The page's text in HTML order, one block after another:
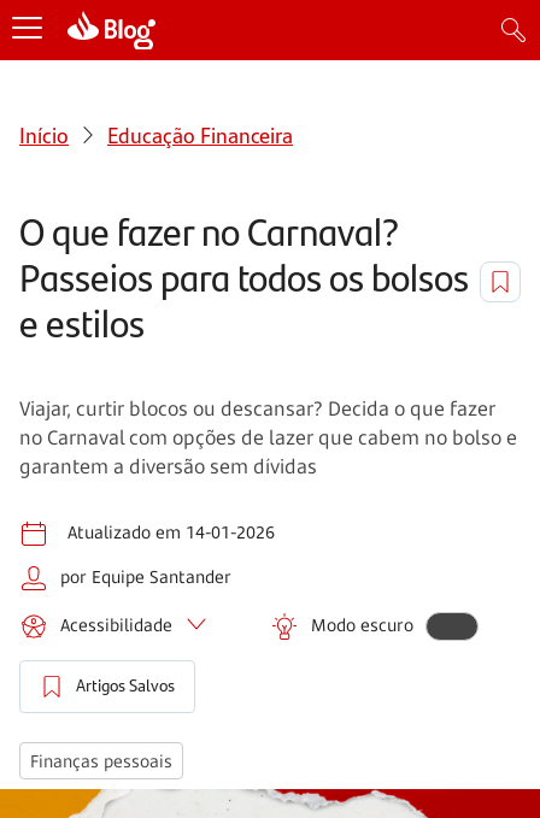
Início Educação Financeira
O que fazer no Carnaval?
Passeios para todos os bolsos
e estilos
Viajar, curtir blocos ou descansar? Decida o que fazer
no Carnaval com opções de lazer que cabem no bolso e
garantem a diversão sem dívidas
Atualizado em 14-01-2026
por Equipe Santander
Acessibilidade Modo escuro
Artigos Salvos
Finanças pessoais